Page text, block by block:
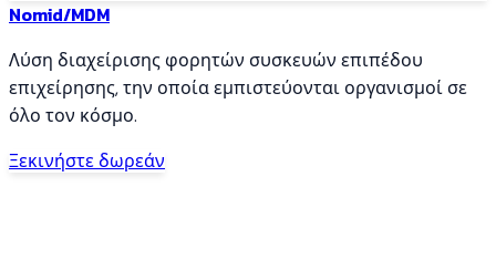
Nomid/MDM
Λύση διαχείρισης φορητών συσκευών επιπέδου
επιχείρησης, την οποία εμπιστεύονται οργανισμοί σε
όλο τον κόσμο.
Ξεκινήστε δωρεάν